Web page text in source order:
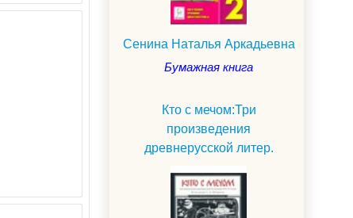
Сенина Наталья Аркадьевна
Бумажная книга
Кто с мечом:Три
произведения
древнерусской литер.